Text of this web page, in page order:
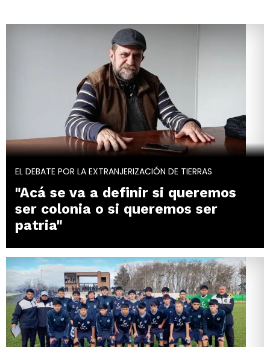
EL DEBATE POR LA EXTRANJERIZACIÓN DE TIERRAS
"Acá se va a definir si queremos
ser colonia o si queremos ser
patria"